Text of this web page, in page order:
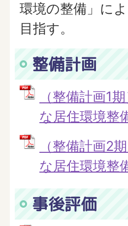
環境の整備」に
目指す。
整備計画
（整備計画1
な居住環境整
（整備計画2
な居住環境整
事後評価